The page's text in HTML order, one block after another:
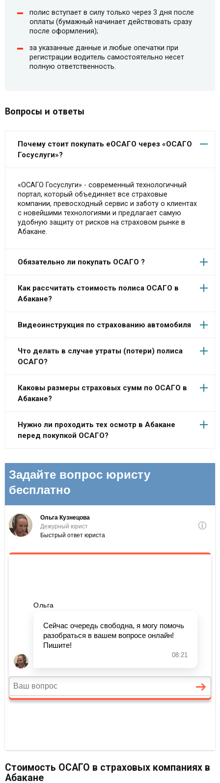
полис вступает в силу только через 3 дня после
оплаты (бумажный начинает действовать сразу
после оформления);
за указанные данные и любые опечатки при
регистрации водитель самостоятельно несет
полную ответственность.
Вопросы и ответы
Почему стоит покупать еОСАГО через «ОСАГО
Госуслуги»?
«ОСАГО Госуслуги» - современный технологичный
портал, который объединяет все страховые
компании, превосходный сервис и заботу о клиентах
с новейшими технологиями и предлагает самую
удобную защиту от рисков на страховом рынке в
Абакане.
Обязательно ли покупать ОСАГО ?
Как рассчитать стоимость полиса ОСАГО в
Абакане?
Видеоинструкция по страхованию автомобиля
Что делать в случае утраты (потери) полиса
ОСАГО?
Каковы размеры страховых сумм по ОСАГО в
Абакане?
Нужно ли проходить тех осмотр в Абакане
перед покупкой ОСАГО?
Стоимость ОСАГО в страховых компаниях в
Абакане